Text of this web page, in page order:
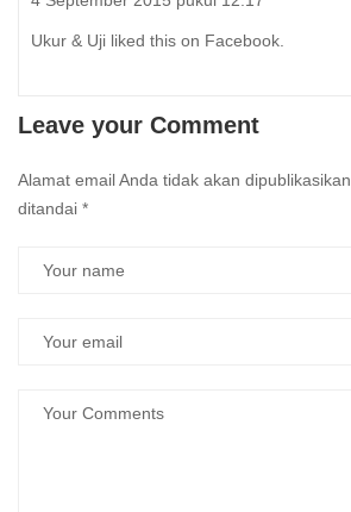
Ukur & Uji liked this on Facebook.
Leave your Comment
Alamat email Anda tidak akan dipublikasikan.
ditandai *